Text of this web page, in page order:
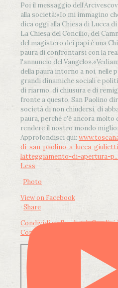
Poi il messaggio
alla società:«Io mi immagino
dica oggi alla Chiesa di Lucca
La Chiesa del Concilio, del
del magistero dei papi è una
paura di confrontarsi con la
l'annuncio del Vangelo».
della paura intorno a noi, nelle
grandi dinamiche sociali e
di riarmo, di chiusura e di
fronte a questo, San Paolino
società di non chiudersi, di
paura, perché c'è ancora molto
rendere il nostro mondo
Approfondisci qui:
di-san-paolino-a-lucca-
latteggiamento-di-apertura-p...
Less
Photo
View on Facebook
· Share
Condividi su Facebook
Condividi su LinkedIn